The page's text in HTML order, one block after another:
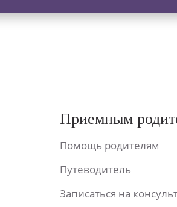
Приемным
Помощь родителям
Путеводитель
Записаться на